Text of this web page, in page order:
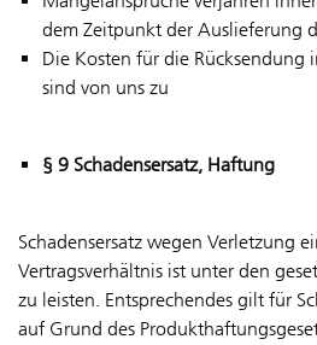
dem Zeitpunkt der Auslieferung
Die Kosten für die Rücksendung
sind von uns zu
§ 9 Schadensersatz, Haftung
Schadensersatz wegen Verletzung
Vertragsverhältnis ist unter den
zu leisten. Entsprechendes gilt für
auf Grund des